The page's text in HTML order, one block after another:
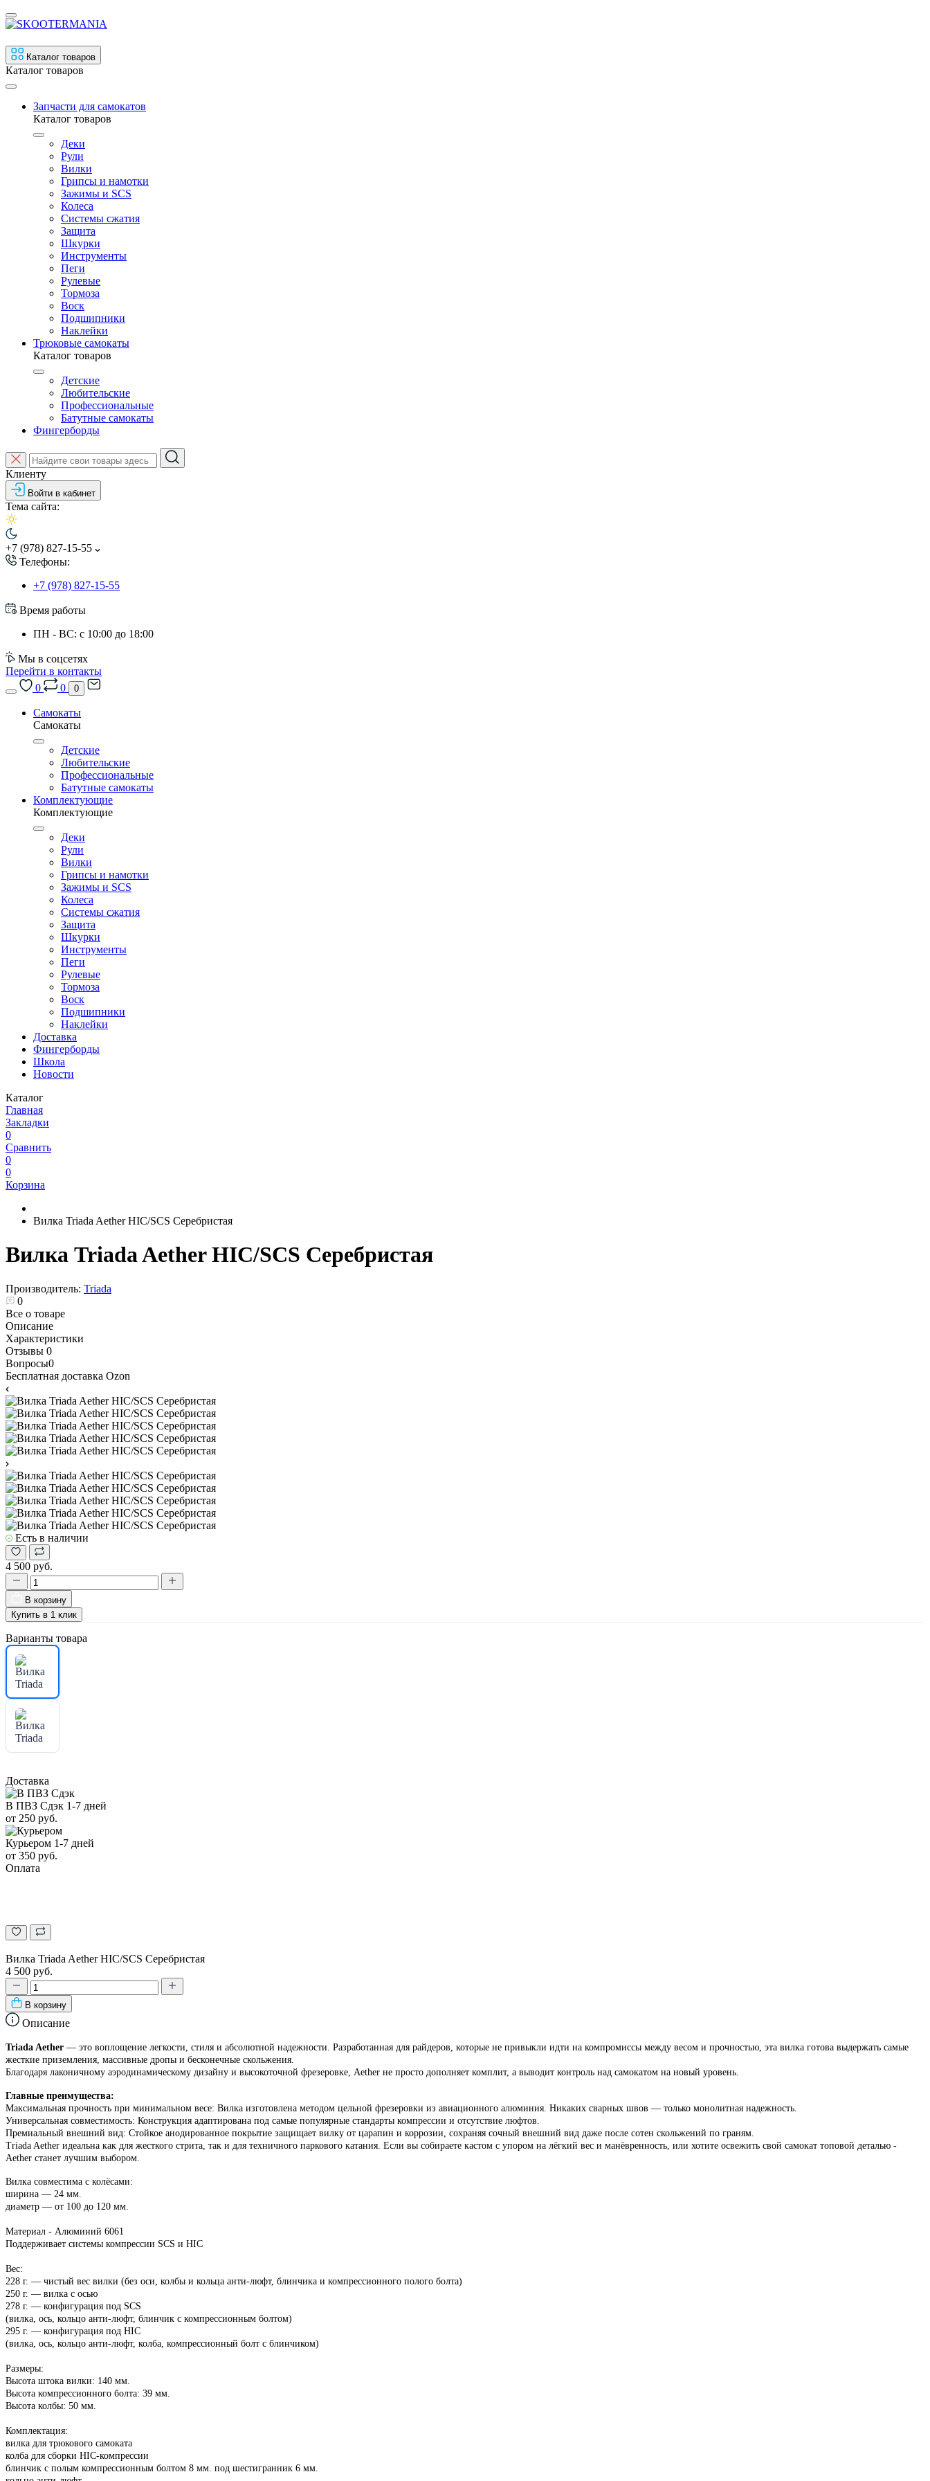
Каталог товаров
Каталог товаров
Запчасти для самокатов
Каталог товаров
Деки
Рули
Вилки
Грипсы и намотки
Зажимы и SCS
Колеса
Системы сжатия
Защита
Шкурки
Инструменты
Пеги
Рулевые
Тормоза
Воск
Подшипники
Наклейки
Трюковые самокаты
Каталог товаров
Детские
Любительские
Профессиональные
Батутные самокаты
Фингерборды
Клиенту
Войти в кабинет
Тема сайта:
+7 (978) 827-15-55
Телефоны:
+7 (978) 827-15-55
Время работы
ПН - ВС: с 10:00 до 18:00
Мы в соцсетях
Перейти в контакты
0
0 0
Самокаты
Самокаты
Детские
Любительские
Профессиональные
Батутные самокаты
Комплектующие
Комплектующие
Деки
Рули
Вилки
Грипсы и намотки
Зажимы и SCS
Колеса
Системы сжатия
Защита
Шкурки
Инструменты
Пеги
Рулевые
Тормоза
Воск
Подшипники
Наклейки
Доставка
Фингерборды
Школа
Новости
Каталог
Главная
Закладки
0
Сравнить
0
0
Корзина
Вилка Triada Aether HIC/SCS Серебристая
Вилка Triada Aether HIC/SCS Серебристая
Производитель: Triada
0
Все о товаре
Описание
Характеристики
Отзывы 0
Вопросы0
Бесплатная доставка Ozon
Есть в наличии
4 500 руб.
В корзину
Купить в 1 клик
Варианты товара
Доставка
В ПВЗ Сдэк 1-7 дней
от 250 руб.
Курьером 1-7 дней
от 350 руб.
Оплата
Вилка Triada Aether HIC/SCS Серебристая
4 500 руб.
В корзину
Описание
Triada Aether — это воплощение легкости, стиля и абсолютной надежности. Разработанная для райдеров, которые не привыкли идти на компромиссы между весом и прочностью, эта вилка готова выдержать самые
жесткие приземления, массивные дропы и бесконечные скольжения.
Благодаря лаконичному аэродинамическому дизайну и высокоточной фрезеровке, Aether не просто дополняет комплит, а выводит контроль над самокатом на новый уровень.
Главные преимущества:
Максимальная прочность при минимальном весе: Вилка изготовлена методом цельной фрезеровки из авиационного алюминия. Никаких сварных швов — только монолитная надежность.
Универсальная совместимость: Конструкция адаптирована под самые популярные стандарты компрессии и отсутствие люфтов.
Премиальный внешний вид: Стойкое анодированное покрытие защищает вилку от царапин и коррозии, сохраняя сочный внешний вид даже после сотен скольжений по граням.
Triada Aether идеальна как для жесткого стрита, так и для техничного паркового катания. Если вы собираете кастом с упором на лёгкий вес и манёвренность, или хотите освежить свой самокат топовой деталью -
Aether станет лучшим выбором.
Вилка совместима с колёсами:
ширина — 24 мм.
диаметр — от 100 до 120 мм.
Материал - Алюминий 6061
Поддерживает системы компрессии SCS и HIC
Вес:
228 г. — чистый вес вилки (без оси, колбы и кольца анти-люфт, блинчика и компрессионного полого болта)
250 г. — вилка с осью
278 г. — конфигурация под SCS
(вилка, ось, кольцо анти-люфт, блинчик с компрессионным болтом)
295 г. — конфигурация под HIC
(вилка, ось, кольцо анти-люфт, колба, компрессионный болт с блинчиком)
Размеры:
Высота штока вилки: 140 мм.
Высота компрессионного болта: 39 мм.
Высота колбы: 50 мм.
Комплектация:
вилка для трюкового самоката
колба для сборки HIC-компрессии
блинчик с полым компрессионным болтом 8 мм. под шестигранник 6 мм.